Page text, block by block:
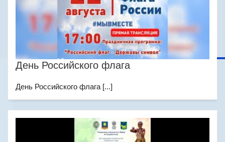
День Российского флага
День Российского флага [...]